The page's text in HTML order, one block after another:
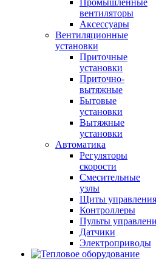
Промышленные
вентиляторы
Аксессуары
Вентиляционные
установки
Приточные
установки
Приточно-
вытяжные
Бытовые
установки
Вытяжные
установки
Автоматика
Регуляторы
скорости
Смесительные
узлы
Щиты управления
Контроллеры
Пульты
Датчики
Электроприводы